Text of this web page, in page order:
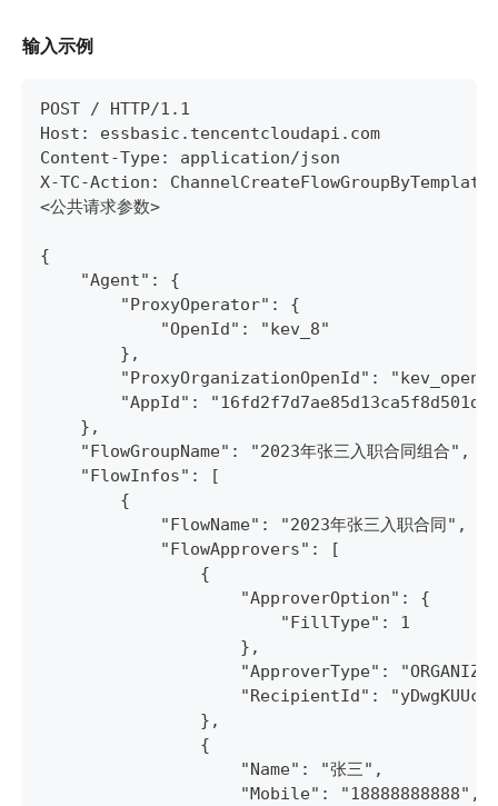
输入示例
POST / HTTP/1.1
Host: essbasic.tencentcloudapi.com
Content-Type: application/json
X-TC-Action:
<公共请求参数>
{
    "Agent": {
        "ProxyOperator": {
            "OpenId": "kev_8"
        },
"ProxyOrganizationOpenId":
"AppId":
    },
    "FlowGroupName": "2023年张三入职合同组合",
    "FlowInfos": [
        {
            "FlowName": "2023年张三入职合同",
            "FlowApprovers": [
                {
                    "ApproverOption": {
                        "FillType": 1
                    },
"ApproverType":
"RecipientId":
                },
                {
                    "Name": "张三",
                    "Mobile": "18888888888",